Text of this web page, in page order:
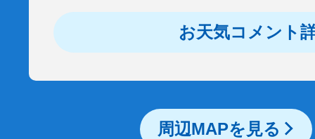
お天気コメント
周辺MAPを見る